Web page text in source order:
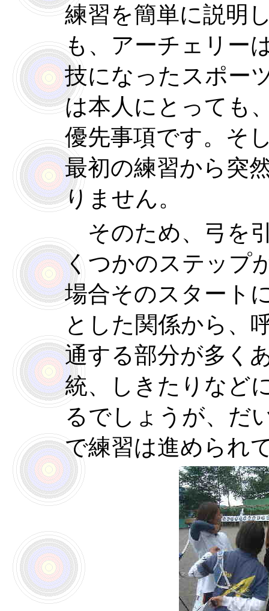
練習を簡単に説明
も、アーチェリー
技になったスポー
は本人にとっても
優先事項です。そ
最初の練習から突
りません。
そのため、弓を
くつかのステップ
場合そのスタート
とした関係から、
通する部分が多く
統、しきたりなど
るでしょうが、だ
で練習は進められ